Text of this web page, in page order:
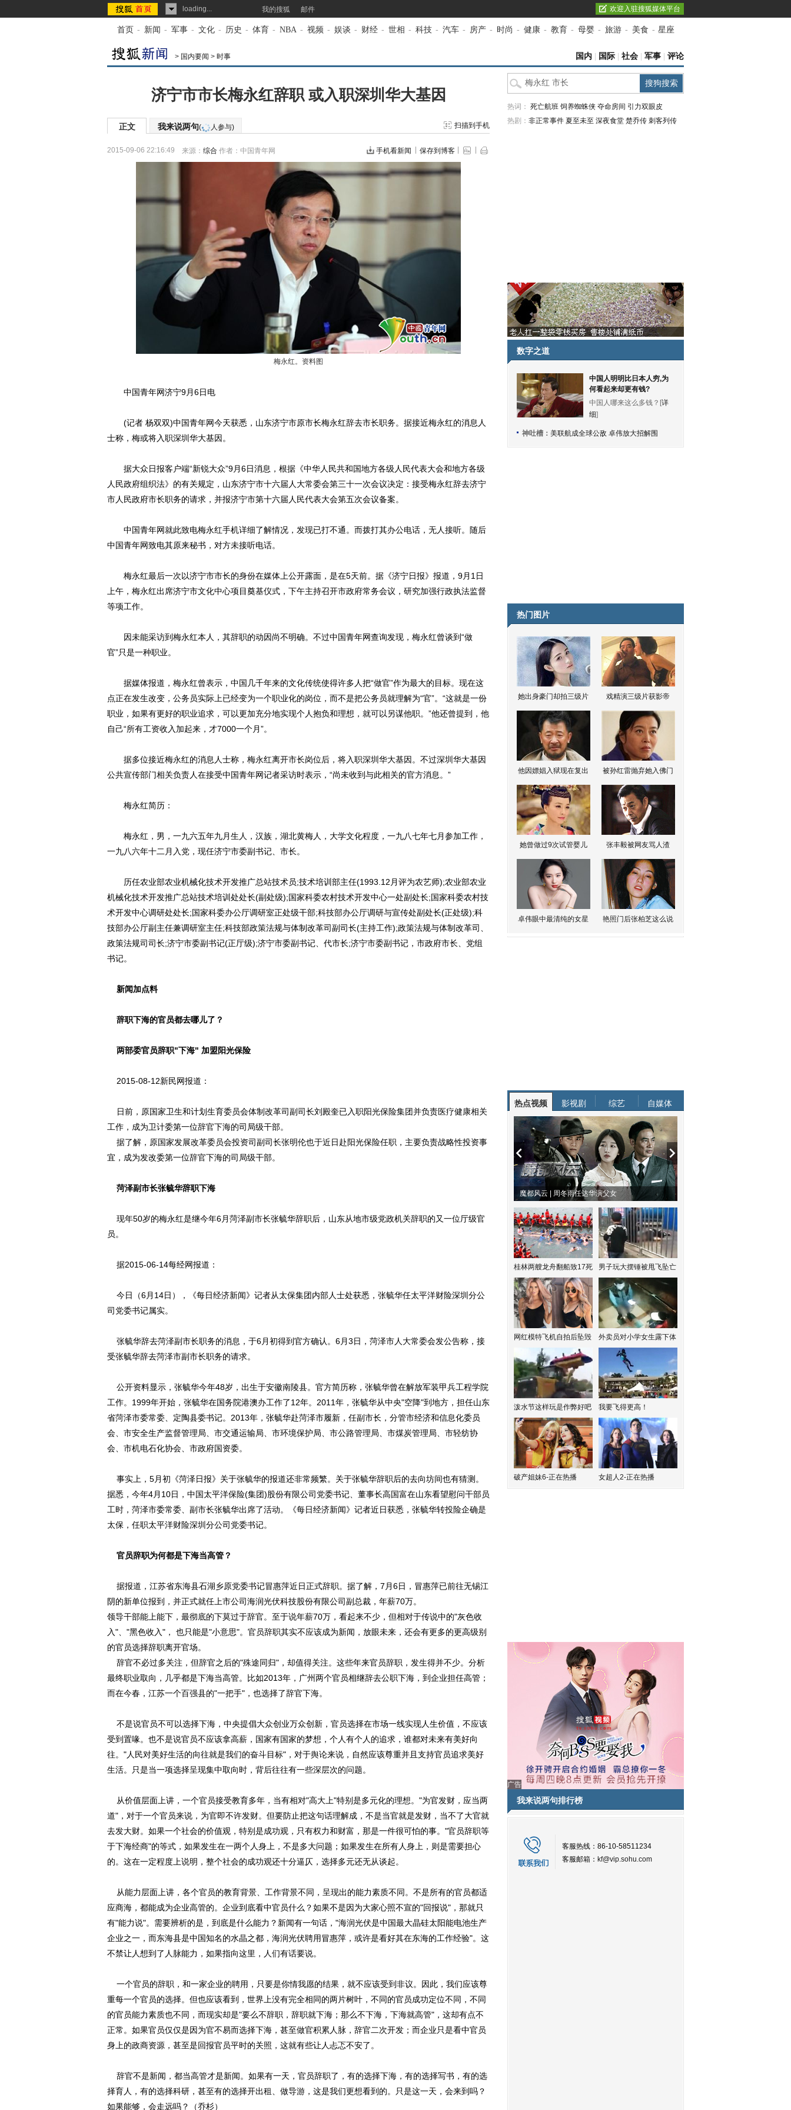
loading... 我的搜狐 邮件 欢迎入驻搜狐媒体平台
首页 - 新闻 - 军事 - 文化 - 历史 - 体育 - NBA - 视频 - 娱谈 - 财经 - 世相 - 科技 - 汽车 - 房产 - 时尚 - 健康 - 教育 - 母婴 - 旅游 - 美食 - 星座
> 国内要闻 > 时事 国内 国际 社会 军事 评论
济宁市市长梅永红辞职 或入职深圳华大基因
正文 我来说两句( 人参与) 扫描到手机
2015-09-06 22:16:49 来源： 综合 作者：中国青年网 手机看新闻 保存到博客
梅永红。资料图
中国青年网济宁9月6日电
(记者 杨双双)中国青年网今天获悉，山东济宁市原市长梅永红辞去市长职务。据接近梅永红的消息人
士称，梅或将入职深圳华大基因。
据大众日报客户端“新锐大众”9月6日消息，根据《中华人民共和国地方各级人民代表大会和地方各级
人民政府组织法》的有关规定，山东济宁市十六届人大常委会第三十一次会议决定：接受梅永红辞去济宁
市人民政府市长职务的请求，并报济宁市第十六届人民代表大会第五次会议备案。
中国青年网就此致电梅永红手机详细了解情况，发现已打不通。而拨打其办公电话，无人接听。随后
中国青年网致电其原来秘书，对方未接听电话。
梅永红最后一次以济宁市市长的身份在媒体上公开露面，是在5天前。据《济宁日报》报道，9月1日
上午，梅永红出席济宁市文化中心项目奠基仪式，下午主持召开市政府常务会议，研究加强行政执法监督
等项工作。
因未能采访到梅永红本人，其辞职的动因尚不明确。不过中国青年网查询发现，梅永红曾谈到“做
官”只是一种职业。
据媒体报道，梅永红曾表示，中国几千年来的文化传统使得许多人把“做官”作为最大的目标。现在这
点正在发生改变，公务员实际上已经变为一个职业化的岗位，而不是把公务员就理解为“官”。“这就是一份
职业，如果有更好的职业追求，可以更加充分地实现个人抱负和理想，就可以另谋他职。”他还曾提到，他
自己“所有工资收入加起来，才7000一个月”。
据多位接近梅永红的消息人士称，梅永红离开市长岗位后，将入职深圳华大基因。不过深圳华大基因
公共宣传部门相关负责人在接受中国青年网记者采访时表示，“尚未收到与此相关的官方消息。”
梅永红简历：
梅永红，男，一九六五年九月生人，汉族，湖北黄梅人，大学文化程度，一九八七年七月参加工作，
一九八六年十二月入党，现任济宁市委副书记、市长。
历任农业部农业机械化技术开发推广总站技术员;技术培训部主任(1993.12月评为农艺师);农业部农业
机械化技术开发推广总站技术培训处处长(副处级);国家科委农村技术开发中心一处副处长;国家科委农村技
术开发中心调研处处长;国家科委办公厅调研室正处级干部;科技部办公厅调研与宣传处副处长(正处级);科
技部办公厅副主任兼调研室主任;科技部政策法规与体制改革司副司长(主持工作);政策法规与体制改革司、
政策法规司司长;济宁市委副书记(正厅级);济宁市委副书记、代市长;济宁市委副书记，市政府市长、党组
书记。
新闻加点料
辞职下海的官员都去哪儿了？
两部委官员辞职"下海" 加盟阳光保险
2015-08-12新民网报道：
日前，原国家卫生和计划生育委员会体制改革司副司长刘殿奎已入职阳光保险集团并负责医疗健康相关
工作，成为卫计委第一位辞官下海的司局级干部。
据了解，原国家发展改革委员会投资司副司长张明伦也于近日赴阳光保险任职，主要负责战略性投资事
宜，成为发改委第一位辞官下海的司局级干部。
菏泽副市长张毓华辞职下海
现年50岁的梅永红是继今年6月菏泽副市长张毓华辞职后，山东从地市级党政机关辞职的又一位厅级官
员。
据2015-06-14每经网报道：
今日（6月14日），《每日经济新闻》记者从太保集团内部人士处获悉，张毓华任太平洋财险深圳分公
司党委书记属实。
张毓华辞去菏泽副市长职务的消息，于6月初得到官方确认。6月3日，菏泽市人大常委会发公告称，接
受张毓华辞去菏泽市副市长职务的请求。
公开资料显示，张毓华今年48岁，出生于安徽南陵县。官方简历称，张毓华曾在解放军装甲兵工程学院
工作。1999年开始，张毓华在国务院港澳办工作了12年。2011年，张毓华从中央"空降"到地方，担任山东
省菏泽市委常委、定陶县委书记。2013年，张毓华赴菏泽市履新，任副市长，分管市经济和信息化委员
会、市安全生产监督管理局、市交通运输局、市环境保护局、市公路管理局、市煤炭管理局、市轻纺协
会、市机电石化协会、市政府国资委。
事实上，5月初《菏泽日报》关于张毓华的报道还非常频繁。关于张毓华辞职后的去向坊间也有猜测。
据悉，今年4月10日，中国太平洋保险(集团)股份有限公司党委书记、董事长高国富在山东看望慰问干部员
工时，菏泽市委常委、副市长张毓华出席了活动。《每日经济新闻》记者近日获悉，张毓华转投险企确是
太保，任职太平洋财险深圳分公司党委书记。
官员辞职为何都是下海当高管？
据报道，江苏省东海县石湖乡原党委书记冒惠萍近日正式辞职。据了解，7月6日，冒惠萍已前往无锡江
阴的新单位报到，并正式就任上市公司海润光伏科技股份有限公司副总裁，年薪70万。
领导干部能上能下，最彻底的下莫过于辞官。至于说年薪70万，看起来不少，但相对于传说中的"灰色收
入"、"黑色收入"， 也只能是"小意思"。官员辞职其实不应该成为新闻，放眼未来，还会有更多的更高级别
的官员选择辞职离开官场。
辞官不必过多关注，但辞官之后的"殊途同归"，却值得关注。这些年来官员辞职，发生得并不少。分析
最终职业取向，几乎都是下海当高管。比如2013年，广州两个官员相继辞去公职下海，到企业担任高管；
而在今春，江苏一个百强县的"一把手"，也选择了辞官下海。
不是说官员不可以选择下海，中央提倡大众创业万众创新，官员选择在市场一线实现人生价值，不应该
受到置喙。也不是说官员不应该拿高薪，国家有国家的梦想，个人有个人的追求，谁都对未来有美好向
往。"人民对美好生活的向往就是我们的奋斗目标"，对于舆论来说，自然应该尊重并且支持官员追求美好
生活。只是当一项选择呈现集中取向时，背后往往有一些深层次的问题。
从价值层面上讲，一个官员接受教育多年，当有相对"高大上"特别是多元化的理想。"为官发财，应当两
道"，对于一个官员来说，为官即不许发财。但要防止把这句话理解成，不是当官就是发财，当不了大官就
去发大财。如果一个社会的价值观，特别是成功观，只有权力和财富，那是一件很可怕的事。"官员辞职等
于下海经商"的等式，如果发生在一两个人身上，不是多大问题；如果发生在所有人身上，则是需要担心
的。这在一定程度上说明，整个社会的成功观还十分逼仄，选择多元还无从谈起。
从能力层面上讲，各个官员的教育背景、工作背景不同，呈现出的能力素质不同。不是所有的官员都适
应商海，都能成为企业高管的。企业到底看中官员什么？如果不是因为大家心照不宣的"回报说"，那就只
有"能力说"。需要辨析的是，到底是什么能力？新闻有一句话，"海润光伏是中国最大晶硅太阳能电池生产
企业之一，而东海县是中国知名的水晶之都，海润光伏聘用冒惠萍，或许是看好其在东海的工作经验"。这
不禁让人想到了人脉能力，如果指向这里，人们有话要说。
一个官员的辞职，和一家企业的聘用，只要是你情我愿的结果，就不应该受到非议。因此，我们应该尊
重每一个官员的选择。但也应该看到，世界上没有完全相同的两片树叶，不同的官员成功定位不同，不同
的官员能力素质也不同，而现实却是"要么不辞职，辞职就下海；那么不下海，下海就高管"，这却有点不
正常。如果官员仅仅是因为官不易而选择下海，甚至做官积累人脉，辞官二次开发；而企业只是看中官员
身上的政商资源，甚至是回报官员平时的关照，这就有些让人忐忑不安了。
辞官不是新闻，都当高管才是新闻。如果有一天，官员辞职了，有的选择下海，有的选择写书，有的选
择育人，有的选择科研，甚至有的选择开出租、做导游，这是我们更想看到的。只是这一天，会来到吗？
如果能够，会走远吗？（乔杉）
热词： 死亡航班 饲养蜘蛛侠 夺命房间 引力双眼皮
热剧： 非正常事件 夏至未至 深夜食堂 楚乔传 刺客列传
数字之道
中国人明明比日本人穷,为
何看起来却更有钱?
中国人哪来这么多钱？[详
细]
神吐槽： 美联航成全球公敌 卓伟放大招解围
热门图片
她出身豪门却拍三级片 戏精演三级片获影帝
他因嫖娼入狱现在复出 被孙红雷抛弃她入佛门
她曾做过9次试管婴儿 张丰毅被网友骂人渣
卓伟眼中最清纯的女星 艳照门后张柏芝这么说
热点视频 影视剧 综艺 自媒体
动物系恋人啊 | 钟欣潼体验爱情哲学 魔都风云 | 周冬雨任达华演父女
桂林两艘龙舟翻船致17死 男子玩大摆锤被甩飞坠亡
网红模特飞机自拍后坠毁 外卖员对小学女生露下体
泼水节这样玩是作弊好吧 我要飞得更高！
破产姐妹6-正在热播 女超人2-正在热播
广告
我来说两句排行榜
客服热线：86-10-58511234
客服邮箱： kf@vip.sohu.com